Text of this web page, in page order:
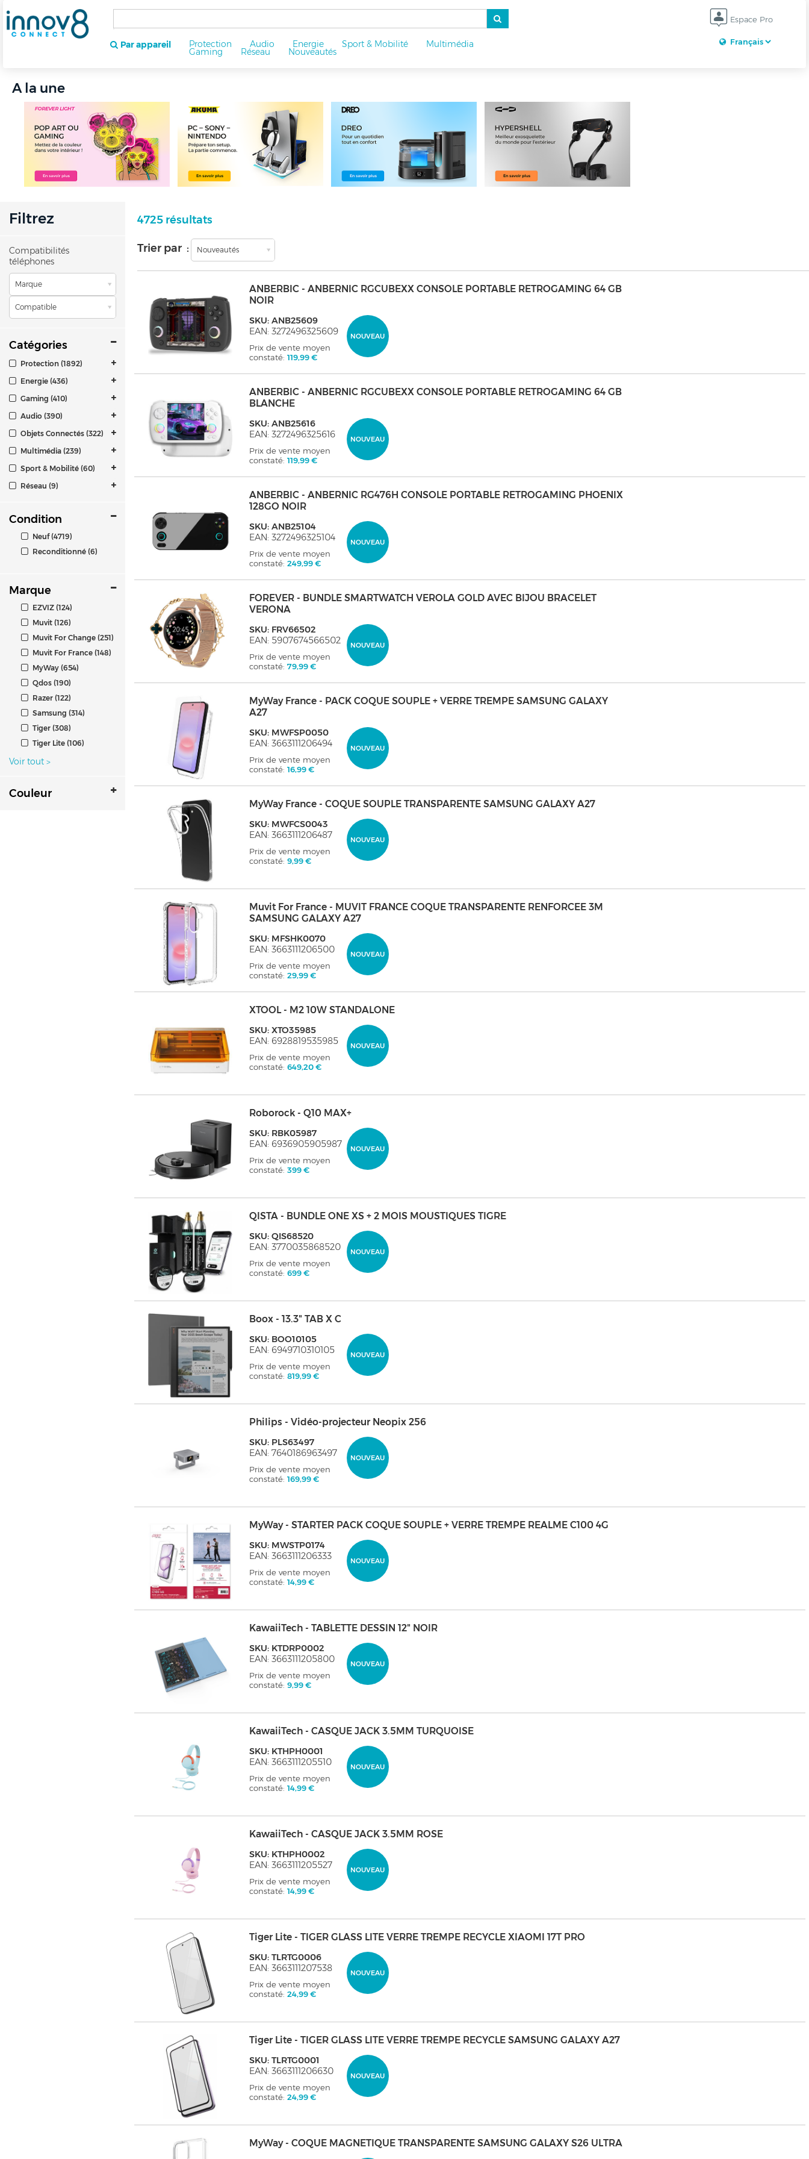
Espace Pro
Par appareil Protection Audio Energie Sport & Mobilité Multimédia
Gaming Réseau Nouveautés
A la une
Filtrez
Compatibilités
téléphones
Marque
Compatible
Catégories
Protection (1892)
Energie (436)
Gaming (410)
Audio (390)
Objets Connectés (322)
Multimédia (239)
Sport & Mobilité (60)
Réseau (9)
Condition
Neuf (4719)
Reconditionné (6)
Marque
EZVIZ (124)
Muvit (126)
Muvit For Change (251)
Muvit For France (148)
MyWay (654)
Qdos (190)
Razer (122)
Samsung (314)
Tiger (308)
Tiger Lite (106)
Voir tout >
Couleur
4725 résultats
Trier par : Nouveautés
ANBERBIC - ANBERNIC RGCUBEXX CONSOLE PORTABLE RETROGAMING 64 GB
NOIR
NOUVEAU
SKU: ANB25609
EAN: 3272496325609
Prix de vente moyen
constaté:119,99 €
ANBERBIC - ANBERNIC RGCUBEXX CONSOLE PORTABLE RETROGAMING 64 GB
BLANCHE
NOUVEAU
SKU: ANB25616
EAN: 3272496325616
Prix de vente moyen
constaté:119,99 €
ANBERBIC - ANBERNIC RG476H CONSOLE PORTABLE RETROGAMING PHOENIX
128GO NOIR
NOUVEAU
SKU: ANB25104
EAN: 3272496325104
Prix de vente moyen
constaté:249,99 €
FOREVER - BUNDLE SMARTWATCH VEROLA GOLD AVEC BIJOU BRACELET
VERONA
NOUVEAU
SKU: FRV66502
EAN: 5907674566502
Prix de vente moyen
constaté:79,99 €
MyWay France - PACK COQUE SOUPLE + VERRE TREMPE SAMSUNG GALAXY
A27
NOUVEAU
SKU: MWFSP0050
EAN: 3663111206494
Prix de vente moyen
constaté:16,99 €
MyWay France - COQUE SOUPLE TRANSPARENTE SAMSUNG GALAXY A27
NOUVEAU
SKU: MWFCS0043
EAN: 3663111206487
Prix de vente moyen
constaté:9,99 €
Muvit For France - MUVIT FRANCE COQUE TRANSPARENTE RENFORCEE 3M
SAMSUNG GALAXY A27
NOUVEAU
SKU: MFSHK0070
EAN: 3663111206500
Prix de vente moyen
constaté:29,99 €
XTOOL - M2 10W STANDALONE
NOUVEAU
SKU: XTO35985
EAN: 6928819535985
Prix de vente moyen
constaté:649,20 €
Roborock - Q10 MAX+
NOUVEAU
SKU: RBK05987
EAN: 6936905905987
Prix de vente moyen
constaté:399 €
QISTA - BUNDLE ONE XS + 2 MOIS MOUSTIQUES TIGRE
NOUVEAU
SKU: QIS68520
EAN: 3770035868520
Prix de vente moyen
constaté:699 €
Boox - 13.3" TAB X C
NOUVEAU
SKU: BOO10105
EAN: 6949710310105
Prix de vente moyen
constaté:819,99 €
Philips - Vidéo-projecteur Neopix 256
NOUVEAU
SKU: PLS63497
EAN: 7640186963497
Prix de vente moyen
constaté:169,99 €
MyWay - STARTER PACK COQUE SOUPLE + VERRE TREMPE REALME C100 4G
NOUVEAU
SKU: MWSTP0174
EAN: 3663111206333
Prix de vente moyen
constaté:14,99 €
KawaiiTech - TABLETTE DESSIN 12" NOIR
NOUVEAU
SKU: KTDRP0002
EAN: 3663111205800
Prix de vente moyen
constaté:9,99 €
KawaiiTech - CASQUE JACK 3.5MM TURQUOISE
NOUVEAU
SKU: KTHPH0001
EAN: 3663111205510
Prix de vente moyen
constaté:14,99 €
KawaiiTech - CASQUE JACK 3.5MM ROSE
NOUVEAU
SKU: KTHPH0002
EAN: 3663111205527
Prix de vente moyen
constaté:14,99 €
Tiger Lite - TIGER GLASS LITE VERRE TREMPE RECYCLE XIAOMI 17T PRO
NOUVEAU
SKU: TLRTG0006
EAN: 3663111207538
Prix de vente moyen
constaté:24,99 €
Tiger Lite - TIGER GLASS LITE VERRE TREMPE RECYCLE SAMSUNG GALAXY A27
NOUVEAU
SKU: TLRTG0001
EAN: 3663111206630
Prix de vente moyen
constaté:24,99 €
MyWay - COQUE MAGNETIQUE TRANSPARENTE SAMSUNG GALAXY S26 ULTRA